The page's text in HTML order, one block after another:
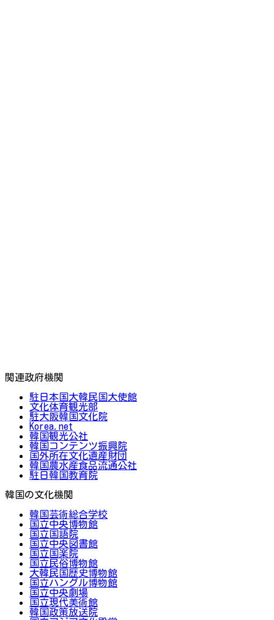
関連政府機関
駐日本国大韓民国大使館
文化体育観光部
駐大阪韓国文化院
Korea.net
韓国観光公社
韓国コンテンツ振興院
国外所在文化遺産財団
韓国農水産食品流通公社
駐日韓国教育院
韓国の文化機関
韓国芸術総合学校
国立中央博物館
国立国語院
国立中央図書館
国立国楽院
国立民俗博物館
大韓民国歴史博物館
国立ハングル博物館
国立中央劇場
国立現代美術館
韓国政策放送院